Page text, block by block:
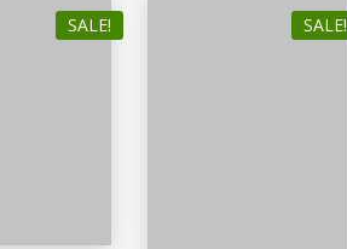
SALE! SALE!